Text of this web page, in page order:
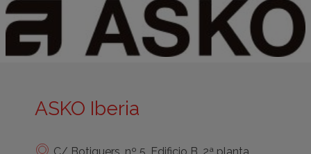
ASKO Iberia